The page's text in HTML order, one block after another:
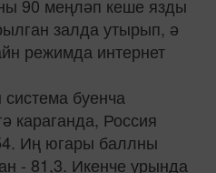
90 меңләп кеше язды
залда утырып, ә
режимда интернет
буенча
караганда, Россия
Иң югары баллны
- 81,3. Икенче урында